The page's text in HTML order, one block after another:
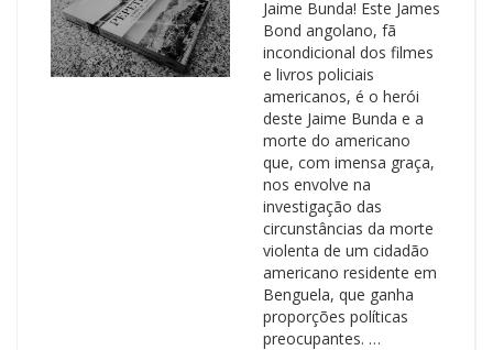
Jaime Bunda! Este James
Bond angolano, fã
incondicional dos filmes
e livros policiais
americanos, é o herói
deste Jaime Bunda e a
morte do americano
que, com imensa graça,
nos envolve na
investigação das
circunstâncias da morte
violenta de um cidadão
americano residente em
Benguela, que ganha
proporções políticas
preocupantes. …